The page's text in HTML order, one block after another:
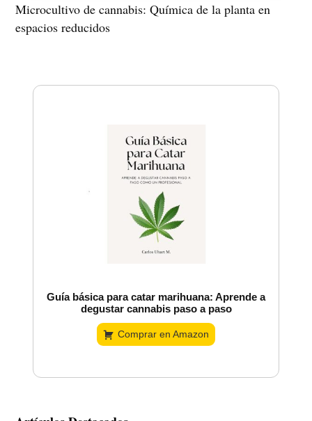
Microcultivo de cannabis: Química de la planta en
espacios reducidos
Guía básica para catar marihuana: Aprende a
degustar cannabis paso a paso
Comprar en Amazon